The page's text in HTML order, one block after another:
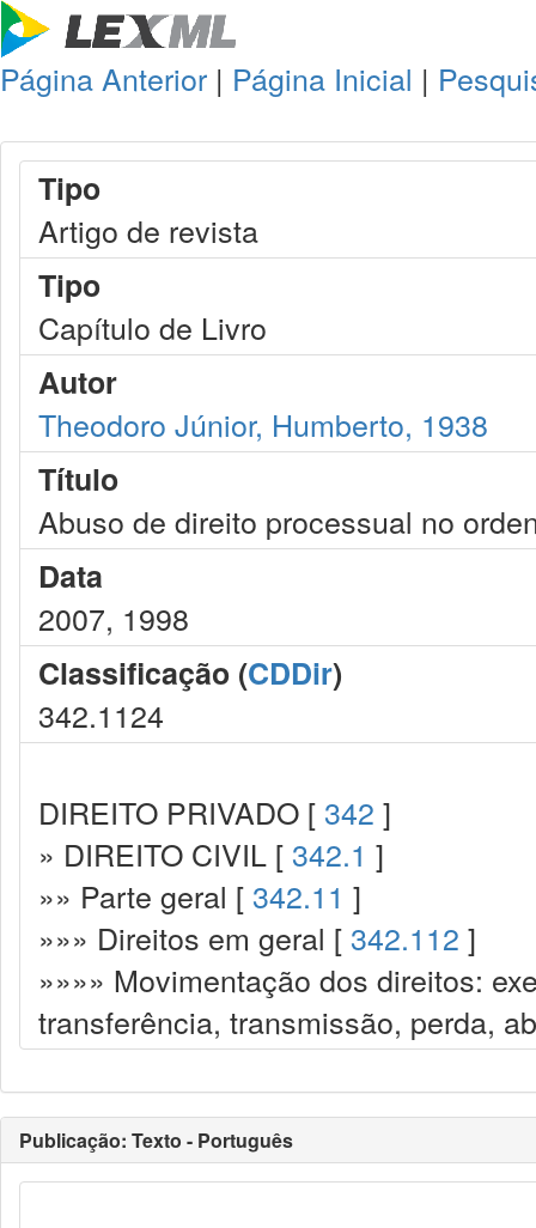
Página Anterior | Página Inicial |
Tipo
Artigo de revista
Tipo
Capítulo de Livro
Autor
Theodoro Júnior, Humberto, 1938
Título
Abuso de direito processual no
Data
2007, 1998
Classificação (CDDir)
342.1124
DIREITO PRIVADO [ 342 ]
» DIREITO CIVIL [ 342.1 ]
»» Parte geral [ 342.11 ]
»»» Direitos em geral [ 342.112 ]
»»»» Movimentação dos direitos:
transferência, transmissão, perda,
Publicação: Texto - Português